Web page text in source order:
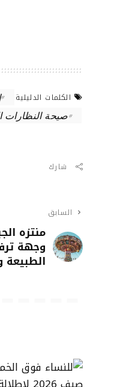
الكلمات الدليلية
صيحة النظارات
شارك
السابق
منتزه
وجهة
الطبيعة